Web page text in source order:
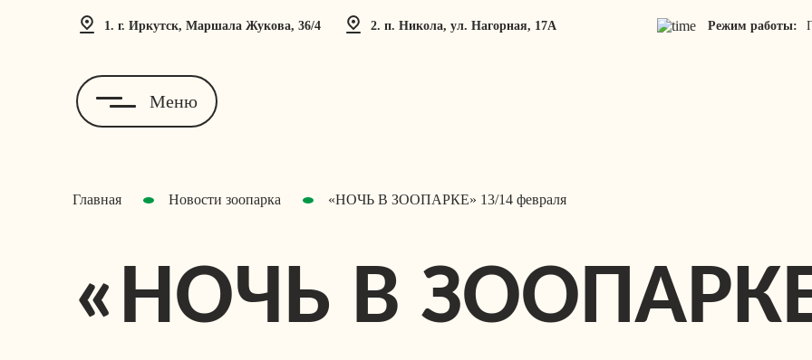
1. г. Иркутск, Маршала Жукова, 36/4 2. п. Никола, ул. Нагорная, 17А Режим работы:
Меню
Главная Новости зоопарка «НОЧЬ В ЗООПАРКЕ» 13/14 февраля
«НОЧЬ В